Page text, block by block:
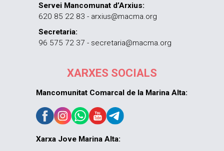
Servei Mancomunat d’Arxius:
620 85 22 83 - arxius@macma.org
Secretaria:
96 575 72 37 - secretaria@macma.org
XARXES SOCIALS
Mancomunitat Comarcal de la Marina Alta:
Xarxa Jove Marina Alta: